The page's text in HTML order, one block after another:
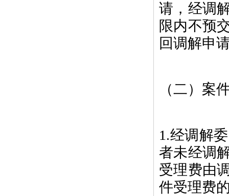
请，经调
限内不预
回调解申
（二）案
1.经调解
者未经调
受理费由
件受理费